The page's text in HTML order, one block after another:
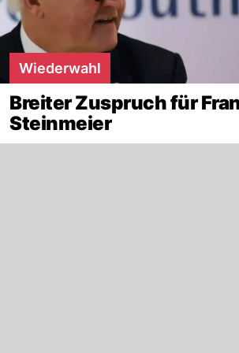
Wiederwahl
Breiter Zuspruch für
Steinmeier